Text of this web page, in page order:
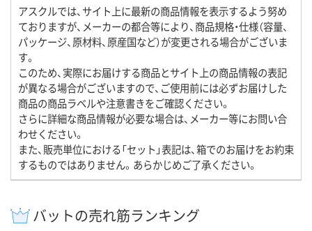
アスクルでは、サイト上に最新の商品情報を表示するよう努め
ておりますが、メーカーの都合等により、商品規格・仕様（容量、
パッケージ、原材料、原産国など）が変更される場合がございま
す。
このため、実際にお届けする商品とサイト上の商品情報の表記
が異なる場合がございますので、ご使用前には必ずお届けした
商品の商品ラベルや注意書きをご確認ください。
さらに詳細な商品情報が必要な場合は、メーカー等にお問い合
わせください。
また、販売単位における「セット」表記は、箱でのお届けをお約束
するものではありません。あらかじめご了承ください。
バットの売れ筋ランキング